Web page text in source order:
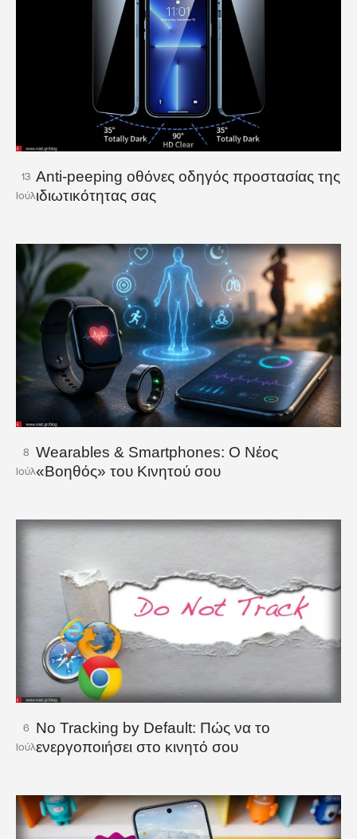
13
Ιούλ
Anti-peeping οθόνες οδηγός προστασίας της
ιδιωτικότητας σας
8
Ιούλ
Wearables & Smartphones: Ο Νέος
«Βοηθός» του Κινητού σου
6
Ιούλ
No Tracking by Default: Πώς να το
ενεργοποιήσει στο κινητό σου